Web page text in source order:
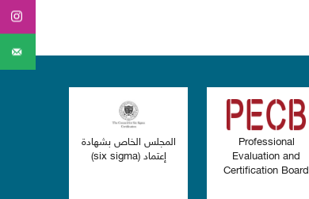
Professional
Evaluation and
Certification Board
المجلس الخاص بشهادة
إعتماد (six sigma)